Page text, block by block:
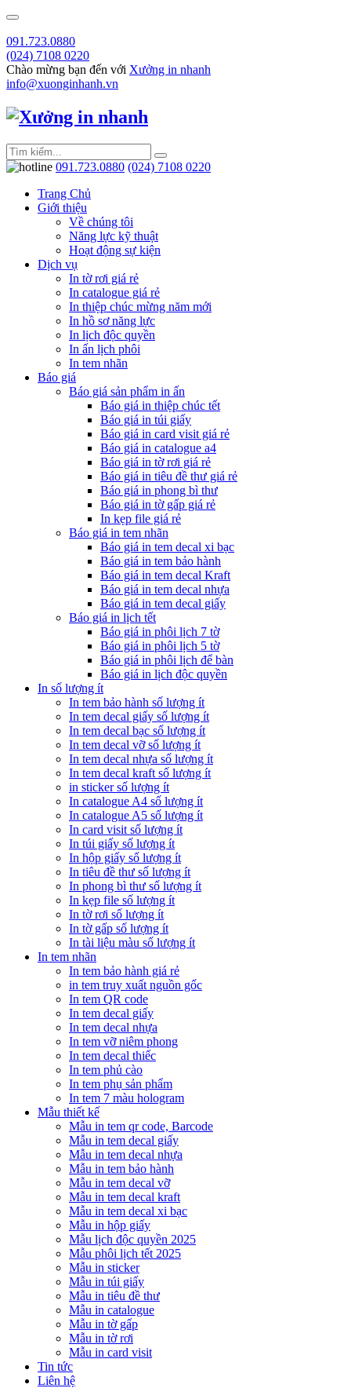
091.723.0880
(024) 7108 0220
Chào mừng bạn đến với Xưởng in nhanh
info@xuonginhanh.vn
091.723.0880 (024) 7108 0220
Trang Chủ
Giới thiệu
Về chúng tôi
Năng lực kỹ thuật
Hoạt động sự kiện
Dịch vụ
In tờ rơi giá rẻ
In catalogue giá rẻ
In thiệp chúc mừng năm mới
In hồ sơ năng lực
In lịch độc quyền
In ấn lịch phôi
In tem nhãn
Báo giá
Báo giá sản phẩm in ấn
Báo giá in thiệp chúc tết
Báo giá in túi giấy
Báo giá in card visit giá rẻ
Báo giá in catalogue a4
Báo giá in tờ rơi giá rẻ
Báo giá in tiêu đề thư giá rẻ
Báo giá in phong bì thư
Báo giá in tờ gấp giá rẻ
In kẹp file giá rẻ
Báo giá in tem nhãn
Báo giá in tem decal xi bạc
Báo giá in tem bảo hành
Báo giá in tem decal Kraft
Báo giá in tem decal nhựa
Báo giá in tem decal giấy
Báo giá in lịch tết
Báo giá in phôi lịch 7 tờ
Báo giá in phôi lịch 5 tờ
Báo giá in phôi lịch để bàn
Báo giá in lịch độc quyền
In số lượng ít
In tem bảo hành số lượng ít
In tem decal giấy số lượng ít
In tem decal bạc số lượng ít
In tem decal vỡ số lượng ít
In tem decal nhựa số lượng ít
In tem decal kraft số lượng ít
in sticker số lượng ít
In catalogue A4 số lượng ít
In catalogue A5 số lượng ít
In card visit số lượng ít
In túi giấy số lượng ít
In hộp giấy số lượng ít
In tiêu đề thư số lượng ít
In phong bì thư số lượng ít
In kẹp file số lượng ít
In tờ rơi số lượng ít
In tờ gấp số lượng ít
In tài liệu màu số lượng ít
In tem nhãn
In tem bảo hành giá rẻ
in tem truy xuất nguồn gốc
In tem QR code
In tem decal giấy
In tem decal nhựa
In tem vỡ niêm phong
In tem decal thiếc
In tem phủ cào
In tem phụ sản phẩm
In tem 7 màu hologram
Mẫu thiết kế
Mẫu in tem qr code, Barcode
Mẫu in tem decal giấy
Mẫu in tem decal nhựa
Mẫu in tem bảo hành
Mẫu in tem decal vỡ
Mẫu in tem decal kraft
Mẫu in tem decal xi bạc
Mẫu in hộp giấy
Mẫu lịch độc quyền 2025
Mẫu phôi lịch tết 2025
Mẫu in sticker
Mẫu in túi giấy
Mẫu in tiêu đề thư
Mẫu in catalogue
Mẫu in tờ gấp
Mẫu in tờ rơi
Mẫu in card visit
Tin tức
Liên hệ